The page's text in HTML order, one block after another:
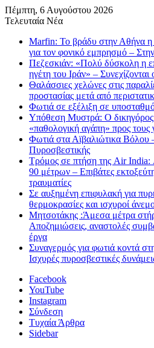
Πέμπτη, 6 Αυγούστου 2026
Τελευταία Νέα
Marfin: Το βράδυ στην Αθήνα η
για τον φονικό εμπρησμό –
Πεζεσκιάν: «Πολύ δύσκολη η
ηγέτη του Ιράν» – Συνεχίζονται
Θαλάσσιες χελώνες στις
προστασίας μετά από
Φωτιά σε εξέλιξη σε
Υπόθεση Μυστρά: Ο δικηγόρος
«παθολογική αγάπη» προς τους
Φωτιά στα Αϊβαλιώτικα Βόλου
Πυροσβεστικής
Τρόμος σε πτήση της Air India:
90 μέτρων – Επιβάτες
τραυματίες
Σε αυξημένη επιφυλακή για
θερμοκρασίες και ισχυροί
Μητσοτάκης :Άμεσα μέτρα
Αποζημιώσεις, αναστολές
έργα
Συναγερμός για φωτιά κοντά
Ισχυρές πυροσβεστικές
Facebook
YouTube
Instagram
Σύνδεση
Τυχαία Άρθρα
Sidebar